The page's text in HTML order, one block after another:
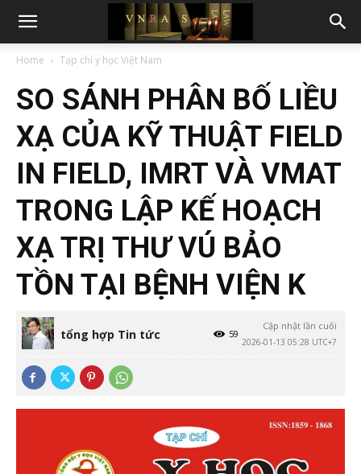
Home Tạp chí y học Việt Nam
SO SÁNH PHÂN BỐ LIỀU
XẠ CỦA KỸ THUẬT FIELD
IN FIELD, IMRT VÀ VMAT
TRONG LẬP KẾ HOẠCH
XẠ TRỊ THƯ VÚ BẢO
TỒN TẠI BỆNH VIỆN K
tổng hợp Tin tức
Cập nhật lần cuối
2026-01-13 05:28 UTC+7
59